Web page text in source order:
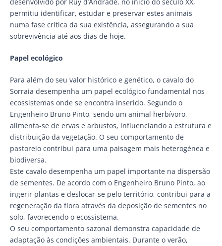
permitiu identificar, estudar e preservar estes animais
numa fase crítica da sua existência, assegurando a sua
sobrevivência até aos dias de hoje.
Papel ecológico
Para além do seu valor histórico e genético, o cavalo do
Sorraia desempenha um papel ecológico fundamental nos
ecossistemas onde se encontra inserido. Segundo o
Engenheiro Bruno Pinto, sendo um animal herbívoro,
alimenta-se de ervas e arbustos, influenciando a estrutura e
distribuição da vegetação. O seu comportamento de
pastoreio contribui para uma paisagem mais heterogénea e
biodiversa.
Este cavalo desempenha um papel importante na dispersão
de sementes. De acordo com o Engenheiro Bruno Pinto, ao
ingerir plantas e deslocar-se pelo território, contribui para a
regeneração da flora através da deposição de sementes no
solo, favorecendo o ecossistema.
O seu comportamento sazonal demonstra capacidade de
adaptação às condições ambientais. Durante o verão,